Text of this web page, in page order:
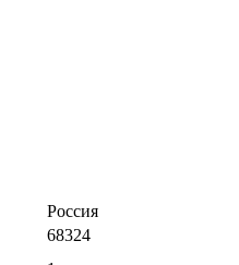
Россия
68324